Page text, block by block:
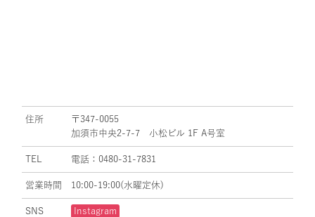
住所
〒347-0055
加須市中央2-7-7 小松ビル 1F A号室
TEL 電話：0480-31-7831
営業時間 10:00-19:00(水曜定休)
SNS Instagram